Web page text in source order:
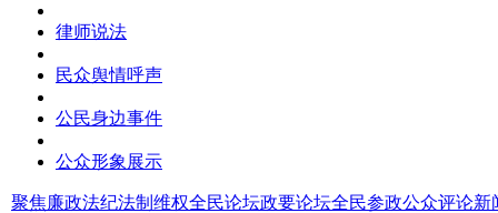
律师说法
民众舆情呼声
公民身边事件
公众形象展示
聚焦廉政法纪法制维权全民论坛政要论坛全民参政公众评论新